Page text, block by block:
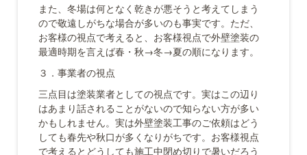
また、冬場は何となく乾きが悪そうと考えてしまう
ので敬遠しがちな場合が多いのも事実です。ただ、
お客様の視点で考えると、お客様視点で外壁塗装の
最適時期を言えば春・秋→冬→夏の順になります。
３．事業者の視点
三点目は塗装業者としての視点です。実はこの辺り
はあまり話されることがないので知らない方が多い
かもしれません。実は外壁塗装工事のご依頼はどう
しても春先や秋口が多くなりがちです。お客様視点
で考えるとどうしても施工中閉め切りで暑いだろう